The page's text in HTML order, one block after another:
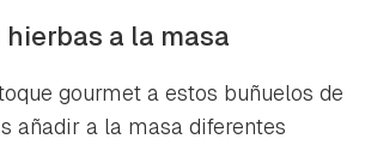
a la masa
gourmet a estos buñuelos de
añadir a la masa diferentes